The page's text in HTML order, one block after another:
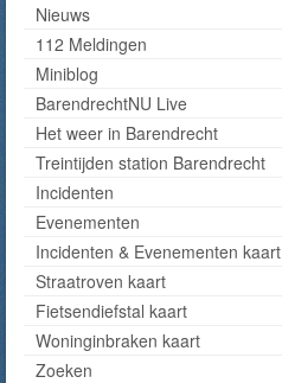
Nieuws
112 Meldingen
Miniblog
BarendrechtNU Live
Het weer in Barendrecht
Treintijden station Barendrecht
Incidenten
Evenementen
Incidenten & Evenementen kaart
Straatroven kaart
Fietsendiefstal kaart
Woninginbraken kaart
Zoeken